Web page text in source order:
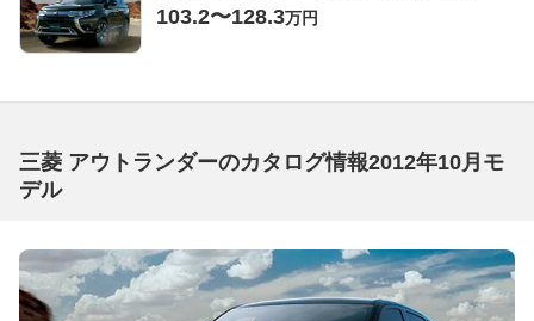
103.2〜128.3万円
三菱 アウトランダーのカタログ情報2012年10月モ
デル